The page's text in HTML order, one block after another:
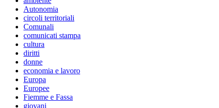
Autonomia
circoli territoriali
Comunali
comunicati stampa
cultura
diritti
donne
economia e lavoro
Europa
Europee
Fiemme e Fassa
giovani